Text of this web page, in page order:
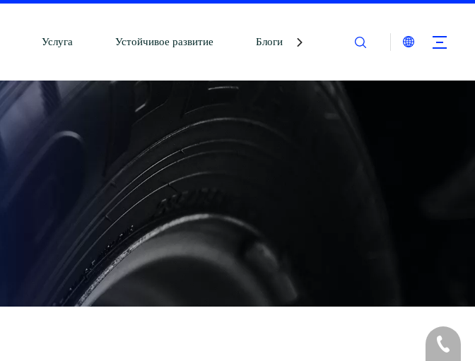
Услуга Устойчивое развитие Блоги Связаться с нами
+86-